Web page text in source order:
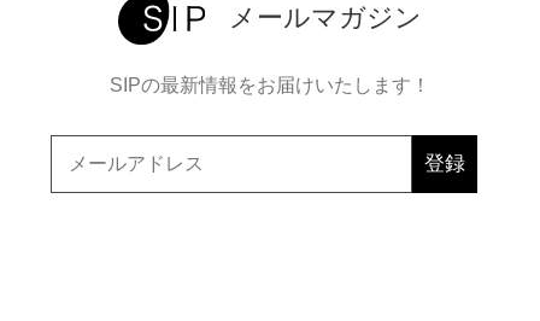
メールマガジン
SIPの最新情報をお届けいたします！